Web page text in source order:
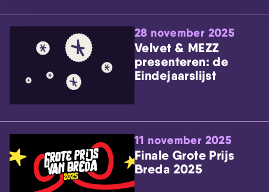
28 november 2025
Velvet & MEZZ
presenteren: de
Eindejaarslijst
11 november 2025
Finale Grote Prijs
Breda 2025